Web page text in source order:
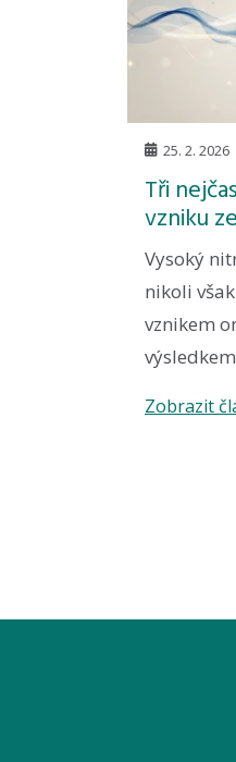
25. 2. 2026
Tři
vzniku
Vysoký
nikoli
vznikem
Zobrazit